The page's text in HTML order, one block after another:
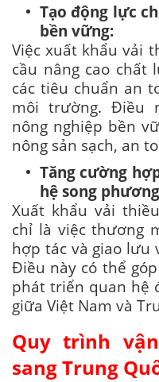
Tạo động lực
bền vững:
Việc xuất khẩu vải
cầu nâng cao chất
các tiêu chuẩn an
môi trường. Điều
nông nghiệp bền
nông sản sạch, an
Tăng cường
hệ song
Xuất khẩu vải
chỉ là việc thương
hợp tác và giao lưu
Điều này có thể
phát triển quan hệ
giữa Việt Nam và
Quy trình
sang Trung